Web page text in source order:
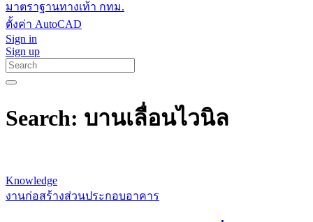
มาตราฐานทางเท้า กทม.
ตั้งค่า AutoCAD
Sign in
Sign up
Search: บานเลื่อนไวนิล
Knowledge
งานก่อสร้างส่วนประกอบอาคาร